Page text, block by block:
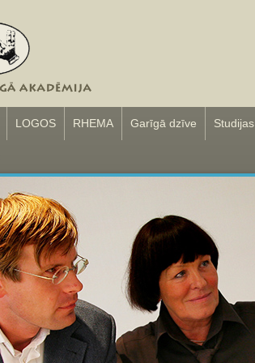
LOGOS RHEMA Garīgā dzīve Studijas